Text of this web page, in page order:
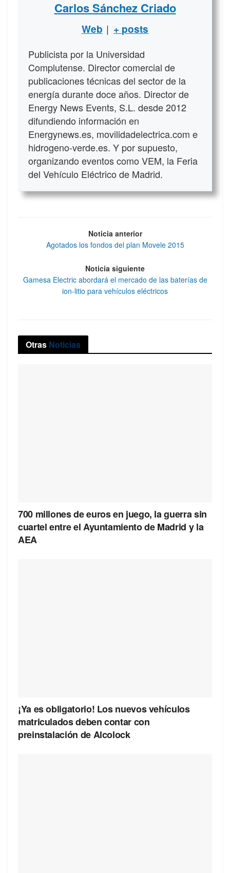
Carlos Sánchez Criado
Web | + posts
Publicista por la Universidad
Complutense. Director comercial de
publicaciones técnicas del sector de la
energía durante doce años. Director de
Energy News Events, S.L. desde 2012
difundiendo información en
Energynews.es, movilidadelectrica.com e
hidrogeno-verde.es. Y por supuesto,
organizando eventos como VEM, la Feria
del Vehículo Eléctrico de Madrid.
Noticia anterior
Agotados los fondos del plan Movele 2015
Noticia siguiente
Gamesa Electric abordará el mercado de las baterías de
ion-litio para vehículos eléctricos
Otras Noticias
700 millones de euros en juego, la guerra sin
cuartel entre el Ayuntamiento de Madrid y la
AEA
¡Ya es obligatorio! Los nuevos vehículos
matriculados deben contar con
preinstalación de Alcolock